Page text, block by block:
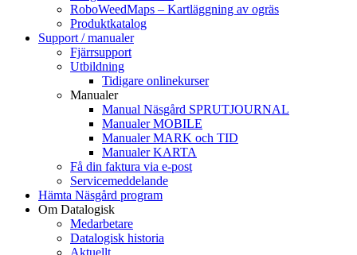
RoboWeedMaps – Kartläggning av ogräs
Produktkatalog
Support / manualer
Fjärrsupport
Utbildning
Tidigare onlinekurser
Manualer
Manual Näsgård SPRUTJOURNAL
Manualer MOBILE
Manualer MARK och TID
Manualer KARTA
Få din faktura via e-post
Servicemeddelande
Hämta Näsgård program
Om Datalogisk
Medarbetare
Datalogisk historia
Aktuellt